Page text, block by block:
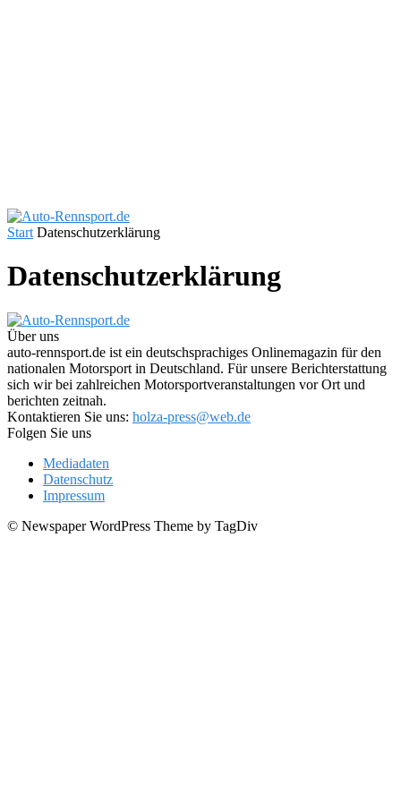
Start Datenschutzerklärung
Datenschutzerklärung
Über uns
auto-rennsport.de ist ein deutschsprachiges Onlinemagazin für den
nationalen Motorsport in Deutschland. Für unsere Berichterstattung
sich wir bei zahlreichen Motorsportveranstaltungen vor Ort und
berichten zeitnah.
Kontaktieren Sie uns: holza-press@web.de
Folgen Sie uns
Mediadaten
Datenschutz
Impressum
© Newspaper WordPress Theme by TagDiv